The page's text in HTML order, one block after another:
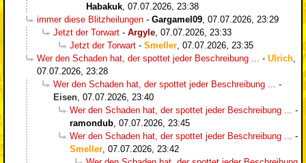
Habakuk 07.07.2026, 23:38
immer diese Blitzheilungen - Gargamel09 07.07.2026, 23:29
Jetzt der Torwart - Argyle 07.07.2026, 23:33
Jetzt der Torwart - Smeller 07.07.2026, 23:35
Wer den Schaden hat, der spottet jeder Beschreibung ...
- Ulrich
07.07.2026, 23:28
Wer den Schaden hat, der spottet jeder Beschreibung ...
-
Eisen 07.07.2026, 23:40
Wer den Schaden hat, der spottet jeder Beschreibung ...
-
ramondub 07.07.2026, 23:45
Wer den Schaden hat, der spottet jeder Beschreibung ...
-
Smeller 07.07.2026, 23:42